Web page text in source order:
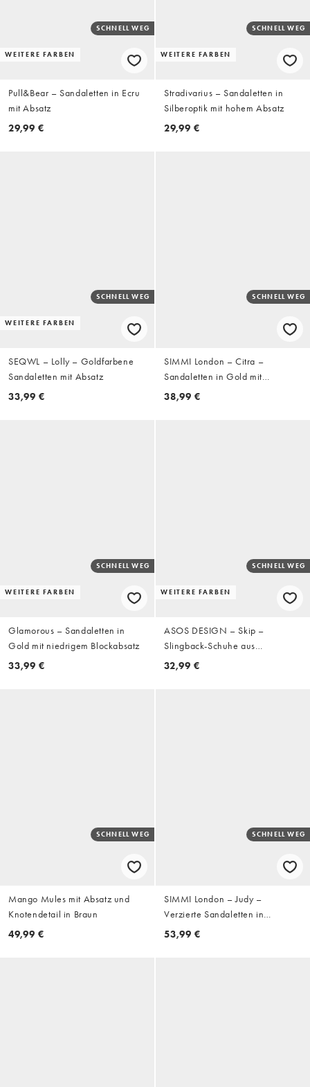
WEITERE FARBEN
SCHNELL WEG
Pull&Bear – Sandaletten in Ecru
mit Absatz
29,99 €
WEITERE FARBEN
SCHNELL WEG
Stradivarius – Sandaletten in
Silberoptik mit hohem Absatz
29,99 €
WEITERE FARBEN
SCHNELL WEG
SEQWL – Lolly – Goldfarbene
Sandaletten mit Absatz
33,99 €
SCHNELL WEG
SIMMI London – Citra –
Sandaletten in Gold mit
Blockabsatz
38,99 €
WEITERE FARBEN
SCHNELL WEG
Glamorous – Sandaletten in
Gold mit niedrigem Blockabsatz
33,99 €
WEITERE FARBEN
SCHNELL WEG
ASOS DESIGN – Skip –
Slingback-Schuhe aus
Wildlederimitat in Schokobraun
32,99 €
SCHNELL WEG
Mango Mules mit Absatz und
Knotendetail in Braun
49,99 €
SCHNELL WEG
SIMMI London – Judy –
Verzierte Sandaletten in
Goldoptik
53,99 €